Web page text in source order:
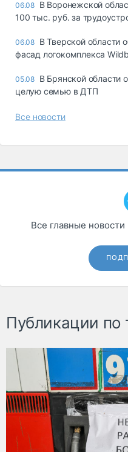
06.08 В Воронежской
100 тыс. руб. за
06.08 В Тверской области
фасад логокомплекса
05.08 В Брянской области
целую семью в ДТП
Все новости
Все главные
Публикации по